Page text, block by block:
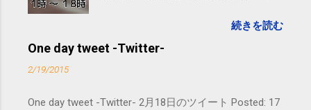
れないことがありますので、ご予約、
お問い合わせはSMS（ショートメッセ
続きを読む
One day tweet -Twitter-
2/19/2015
One day tweet -Twitter- 2月18日のツイート Posted: 17